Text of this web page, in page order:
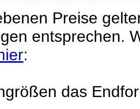
Preise
entsprechen.
:
das